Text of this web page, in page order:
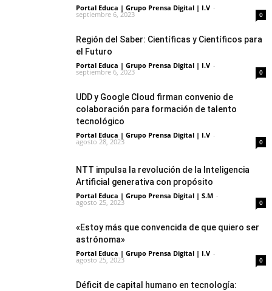
Portal Educa | Grupo Prensa Digital | I.V -
septiembre 6, 2023 0
Región del Saber: Científicas y Científicos para
el Futuro
Portal Educa | Grupo Prensa Digital | I.V -
septiembre 6, 2023 0
UDD y Google Cloud firman convenio de
colaboración para formación de talento
tecnológico
Portal Educa | Grupo Prensa Digital | I.V -
agosto 28, 2023 0
NTT impulsa la revolución de la Inteligencia
Artificial generativa con propósito
Portal Educa | Grupo Prensa Digital | S.M -
agosto 25, 2023 0
«Estoy más que convencida de que quiero ser
astrónoma»
Portal Educa | Grupo Prensa Digital | I.V -
agosto 25, 2023 0
Déficit de capital humano en tecnología: